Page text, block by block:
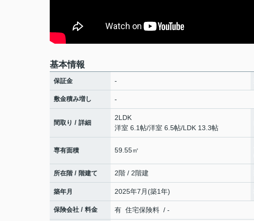
基本情報
保証金 -
敷金積み増し -
間取り / 詳細
2LDK
洋室 6.1帖/洋室 6.5帖/LDK 13.3帖
専有面積 59.55㎡
所在階 / 階建て 2階 / 2階建
築年月 2025年7月(築1年)
保険会社 / 料金 有 住宅保険料 / -